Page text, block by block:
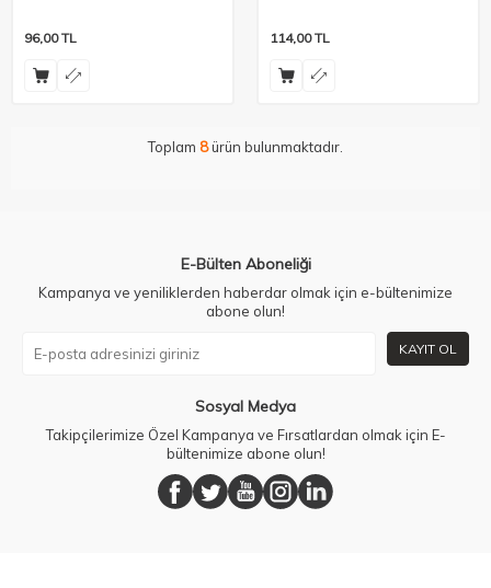
96,00TL 114,00TL
Toplam 8ürün bulunmaktadır.
E-Bülten Aboneliği
Kampanya ve yeniliklerden haberdar olmak için e-bültenimize
abone olun!
KAYIT OL
Sosyal Medya
Takipçilerimize Özel Kampanya ve Fırsatlardan olmak için E-
bültenimize abone olun!